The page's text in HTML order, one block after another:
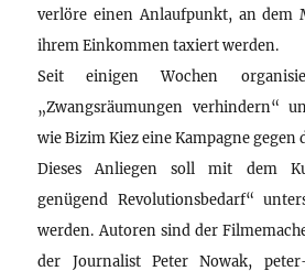
verlöre einen Anlaufpunkt, an dem
ihrem Einkommen taxiert werden.
Seit einigen Wochen
„Zwangsräumungen verhindern“
wie Bizim Kiez eine Kampagne gegen
Dieses Anliegen soll mit dem
genügend Revolutionsbedarf“
werden. Autoren sind der
der Journalist Peter Nowak,